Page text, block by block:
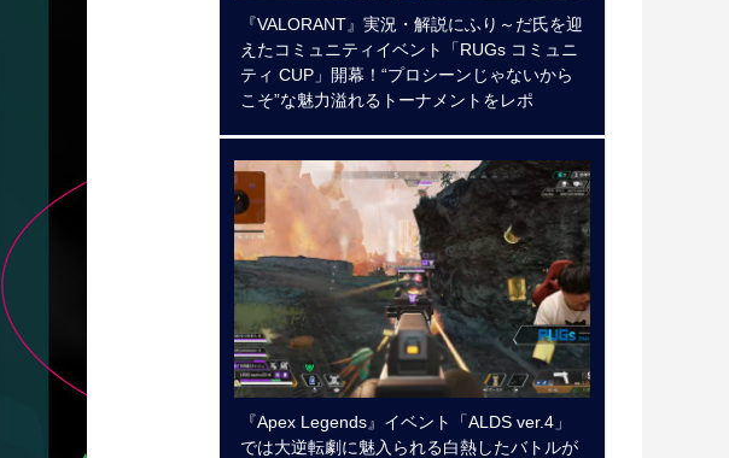
『VALORANT』実況・解説にふり～だ氏を迎
えたコミュニティイベント「RUGs コミュニ
ティ CUP」開幕！“プロシーンじゃないから
こそ”な魅力溢れるトーナメントをレポ
『Apex Legends』イベント「ALDS ver.4」
では大逆転劇に魅入られる白熱したバトルが